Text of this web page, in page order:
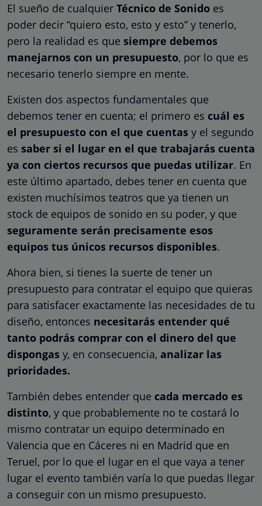
El sueño de cualquier Técnico de Sonido es
poder decir “quiero esto, esto y esto” y tenerlo,
pero la realidad es que siempre debemos
manejarnos con un presupuesto, por lo que es
necesario tenerlo siempre en mente.
Existen dos aspectos fundamentales que
debemos tener en cuenta; el primero es cuál es
el presupuesto con el que cuentas y el segundo
es saber si el lugar en el que trabajarás cuenta
ya con ciertos recursos que puedas utilizar. En
este último apartado, debes tener en cuenta que
existen muchísimos teatros que ya tienen un
stock de equipos de sonido en su poder, y que
seguramente serán precisamente esos
equipos tus únicos recursos disponibles.
Ahora bien, si tienes la suerte de tener un
presupuesto para contratar el equipo que quieras
para satisfacer exactamente las necesidades de tu
diseño, entonces necesitarás entender qué
tanto podrás comprar con el dinero del que
dispongas y, en consecuencia, analizar las
prioridades.
También debes entender que cada mercado es
distinto, y que probablemente no te costará lo
mismo contratar un equipo determinado en
Valencia que en Cáceres ni en Madrid que en
Teruel, por lo que el lugar en el que vaya a tener
lugar el evento también varía lo que puedas llegar
a conseguir con un mismo presupuesto.